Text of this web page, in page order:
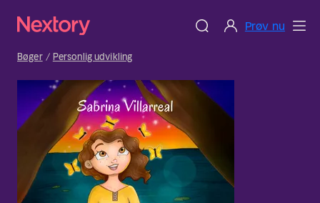
Prøv nu
Bøger Personlig udvikling